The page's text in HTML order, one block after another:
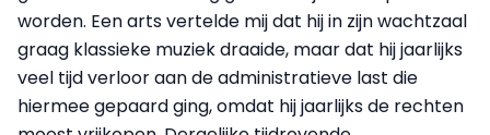
worden. Een arts vertelde mij dat hij in zijn wachtzaal
graag klassieke muziek draaide, maar dat hij jaarlijks
veel tijd verloor aan de administratieve last die
hiermee gepaard ging, omdat hij jaarlijks de rechten